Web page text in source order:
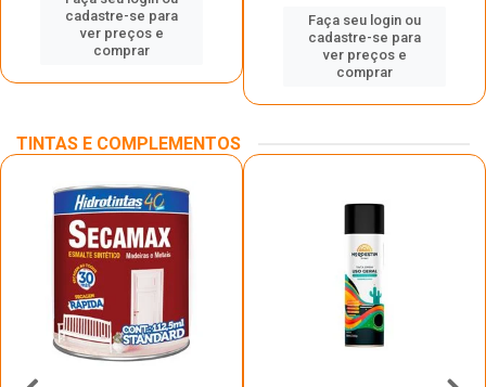
cadastre-se para
ver preços e
comprar
Faça seu login ou
cadastre-se para
ver preços e
comprar
TINTAS E COMPLEMENTOS